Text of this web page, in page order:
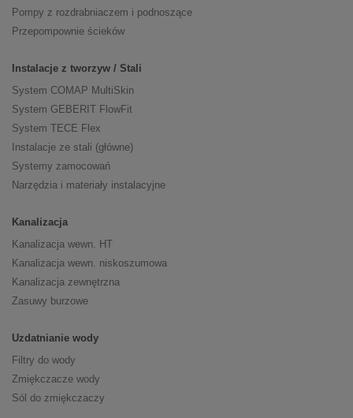
Pompy z rozdrabniaczem i podnoszące
Przepompownie ścieków
Instalacje z tworzyw / Stali
System COMAP MultiSkin
System GEBERIT FlowFit
System TECE Flex
Instalacje ze stali (główne)
Systemy zamocowań
Narzędzia i materiały instalacyjne
Kanalizacja
Kanalizacja wewn. HT
Kanalizacja wewn. niskoszumowa
Kanalizacja zewnętrzna
Zasuwy burzowe
Uzdatnianie wody
Filtry do wody
Zmiękczacze wody
Sól do zmiękczaczy